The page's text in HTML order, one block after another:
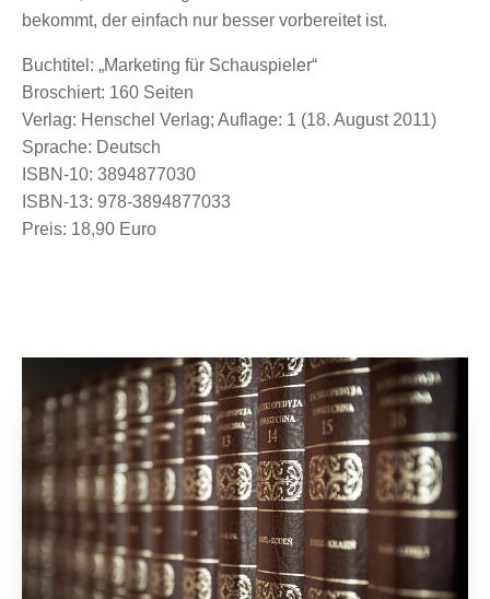
bekommt, der einfach nur besser vorbereitet ist.
Buchtitel: „Marketing für Schauspieler“
Broschiert: 160 Seiten
Verlag: Henschel Verlag; Auflage: 1 (18. August 2011)
Sprache: Deutsch
ISBN-10: 3894877030
ISBN-13: 978-3894877033
Preis: 18,90 Euro